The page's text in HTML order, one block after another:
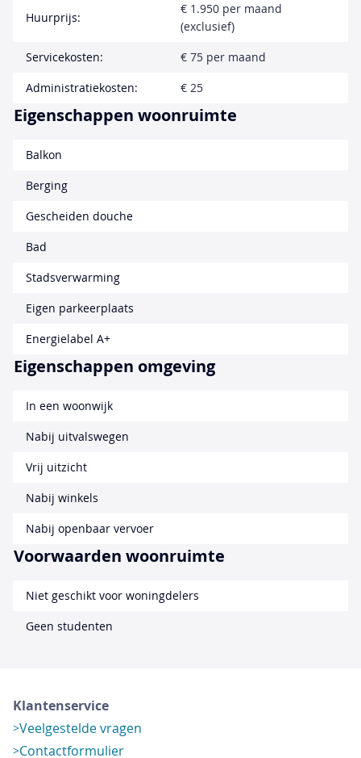
Huurprijs:
€ 1.950 per maand
(exclusief)
Servicekosten:
€ 75 per maand
Administratiekosten:
€ 25
Eigenschappen woonruimte
Balkon
Berging
Gescheiden douche
Bad
Stadsverwarming
Eigen parkeerplaats
Energielabel A+
Eigenschappen omgeving
In een woonwijk
Nabij uitvalswegen
Vrij uitzicht
Nabij winkels
Nabij openbaar vervoer
Voorwaarden woonruimte
Niet geschikt voor woningdelers
Geen studenten
Klantenservice
Veelgestelde vragen
Contactformulier